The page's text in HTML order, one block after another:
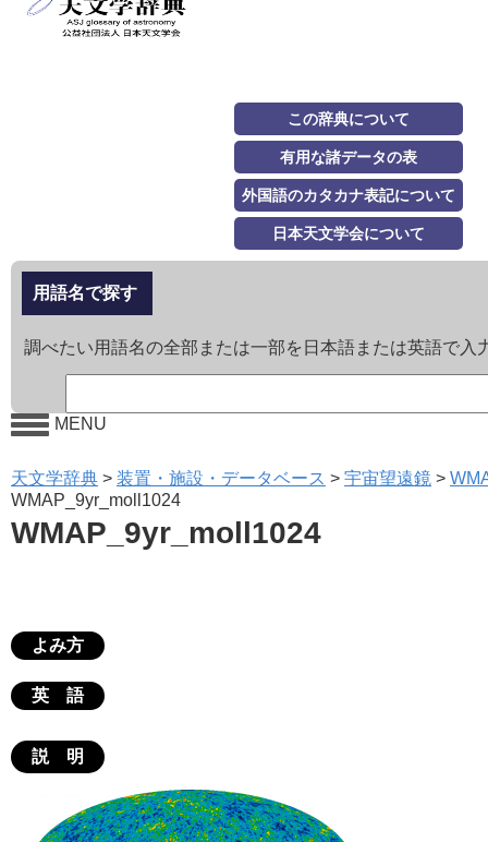
この辞典について
有用な諸データの表
外国語のカタカナ表記について
日本天文学会について
用語名で探す
調べたい用語名の全部または一部を日本語または英語で入
MENU
天文学辞典 > 装置・施設・データベース > 宇宙望遠鏡 >
WMAP_9yr_moll1024
WMAP_9yr_moll1024
よみ方
英 語
説 明